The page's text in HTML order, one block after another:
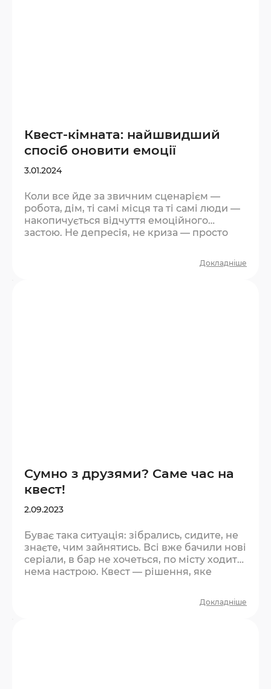
Квест-кімната: найшвидший
спосіб оновити емоції
3.01.2024
Коли все йде за звичним сценарієм —
робота, дім, ті самі місця та ті самі люди —
накопичується відчуття емоційного
застою. Не депресія, не криза — просто
способів її розігнати. Що відбувається під
час квесту? За годину ви проживаєте цілу
Докладніше
Сумно з друзями? Саме час на
квест!
2.09.2023
Буває така ситуація: зібрались, сидите, не
знаєте, чим зайнятись. Всі вже бачили нові
серіали, в бар не хочеться, по місту ходити
нема настрою. Квест — рішення, яке
треба нічого вигадувати — є місце, є час, є
Докладніше